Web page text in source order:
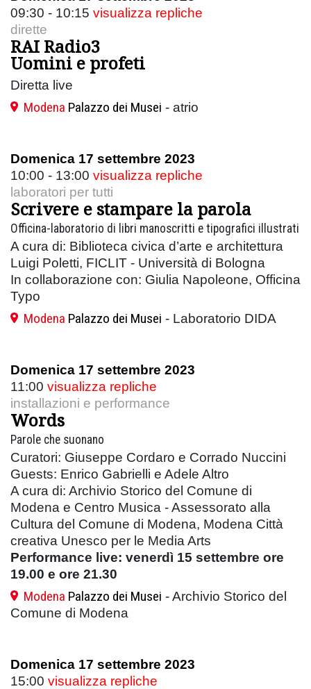
09:30 - 10:15 visualizza repliche
dirette
RAI Radio3
Uomini e profeti
Diretta live
Modena Palazzo dei Musei - atrio
Domenica 17 settembre 2023
10:00 - 13:00 visualizza repliche
laboratori per tutti
Scrivere e stampare la parola
Officina-laboratorio di libri manoscritti e tipografici illustrati
A cura di: Biblioteca civica d’arte e architettura
Luigi Poletti, FICLIT - Università di Bologna
In collaborazione con: Giulia Napoleone, Officina
Typo
Modena Palazzo dei Musei - Laboratorio DIDA
Domenica 17 settembre 2023
11:00 visualizza repliche
installazioni e performance
Words
Parole che suonano
Curatori: Giuseppe Cordaro e Corrado Nuccini
Guests: Enrico Gabrielli e Adele Altro
A cura di: Archivio Storico del Comune di
Modena e Centro Musica - Assessorato alla
Cultura del Comune di Modena, Modena Città
creativa Unesco per le Media Arts
Performance live: venerdì 15 settembre ore
19.00 e ore 21.30
Modena Palazzo dei Musei - Archivio Storico del
Comune di Modena
Domenica 17 settembre 2023
15:00 visualizza repliche